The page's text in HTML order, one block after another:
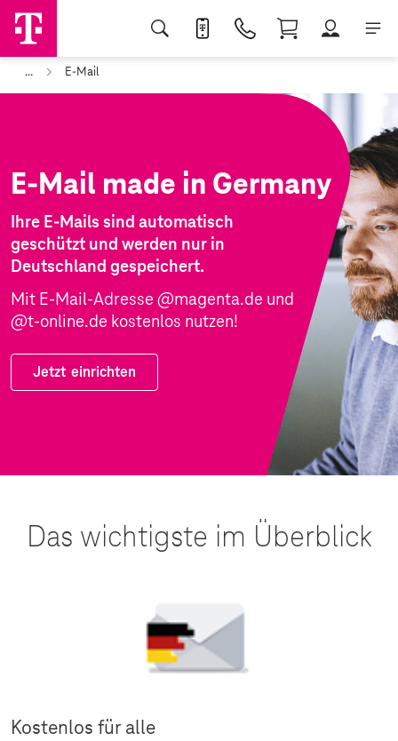
... E-Mail
E-Mail made in Germany
Ihre E-Mails sind automatisch
geschützt und werden nur in
Deutschland gespeichert.
Mit E-Mail-Adresse @magenta.de und
@t-online.de kostenlos nutzen!
Jetzt einrichten
Das wichtigste im Überblick
Kostenlos für alle